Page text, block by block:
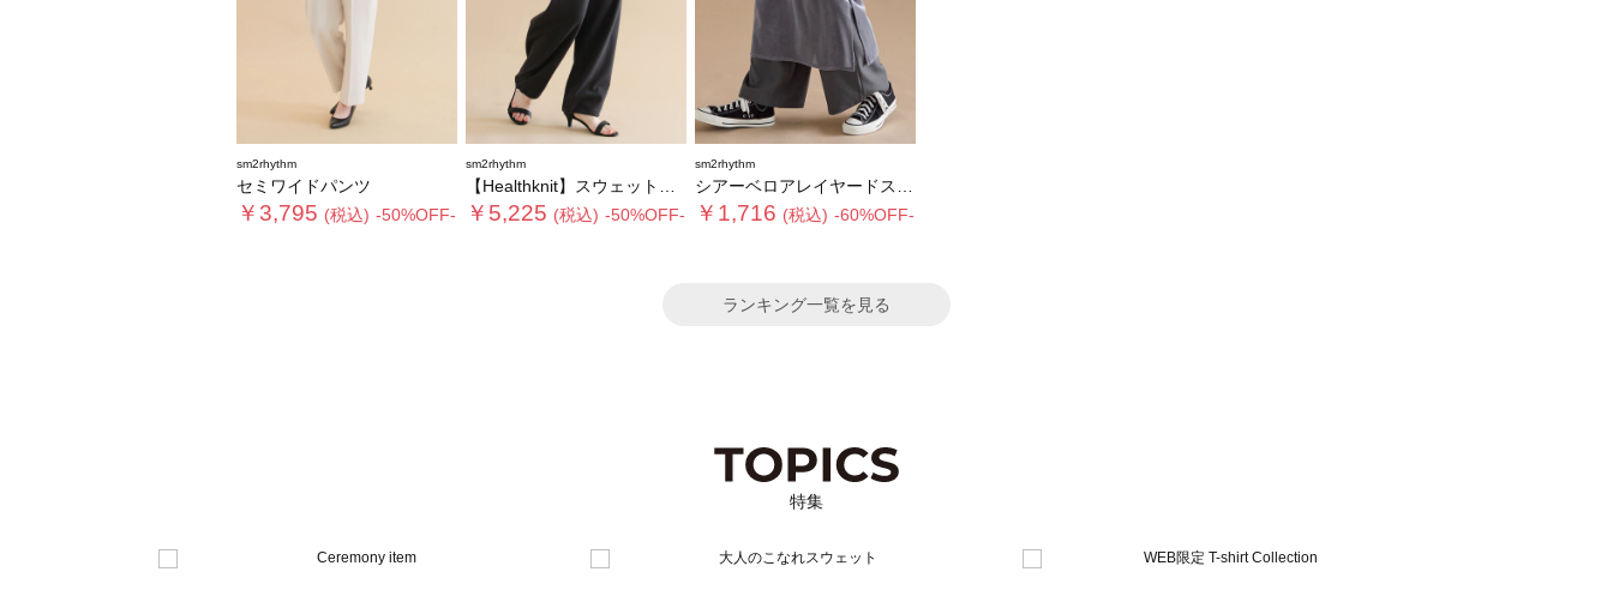
sm2rhythm
セミワイドパンツ
￥3,795 (税込) -50%OFF-
sm2rhythm
【Healthknit】スウェットパンツ
￥5,225 (税込) -50%OFF-
sm2rhythm
シアーベロアレイヤードスカート
￥1,716 (税込) -60%OFF-
ランキング一覧を見る
特集